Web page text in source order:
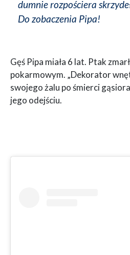
dumnie rozpościera
Do zobaczenia Pipa!
Gęś Pipa miała 6 lat. Ptak
pokarmowym. „Dekorator
swojego żalu po śmierci gąsiora
jego odejściu.